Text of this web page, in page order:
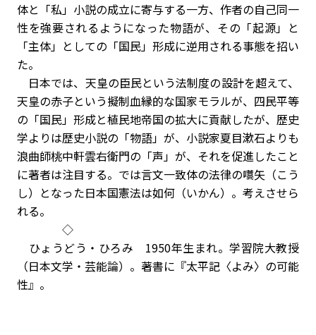
体と「私」小説の成立に寄与する一方、作者の自己同一
性を強要されるようになった物語が、その「起源」と
「主体」としての「国民」形成に逆用される事態を招い
た。
日本では、天皇の臣民という法制度の設計を超えて、
天皇の赤子という擬制血縁的な国家モラルが、四民平等
の「国民」形成と植民地帝国の拡大に貢献したが、歴史
学よりは歴史小説の「物語」が、小説家夏目漱石よりも
浪曲師桃中軒雲右衛門の「声」が、それを促進したこと
に著者は注目する。では言文一致体の法律の嚆矢（こう
し）となった日本国憲法は如何（いかん）。考えさせら
れる。
◇
ひょうどう・ひろみ 1950年生まれ。学習院大教授
（日本文学・芸能論）。著書に『太平記〈よみ〉の可能
性』。